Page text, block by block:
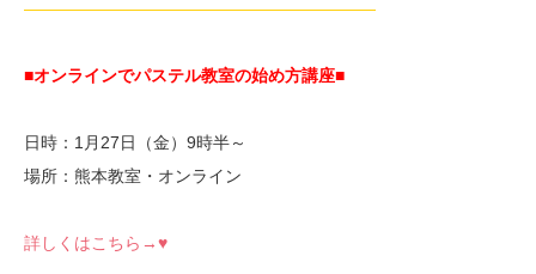
—————————————————————
■オンラインでパステル教室の始め方講座■
日時：1月27日（金）9時半～
場所：熊本教室・オンライン
詳しくはこちら→♥